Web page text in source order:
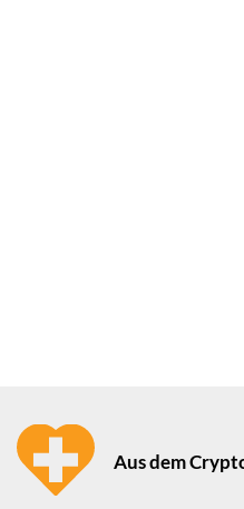
Aus dem